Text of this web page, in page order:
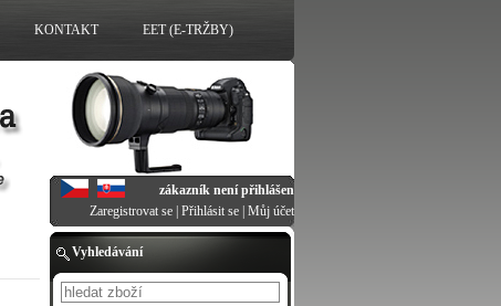
Vyhledávání
KONTAKT EET (E-TRŽBY)
zákazník není přihlášen
Zaregistrovat se Přihlásit se Můj účet